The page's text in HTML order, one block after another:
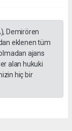
Demirören
eklenen tüm
ajans
alan hukuki
hiç bir